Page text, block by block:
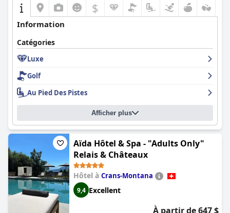
$
Information
Catégories
Luxe
Golf
Au Pied Des Pistes
Afficher plus
Aïda Hôtel & Spa - "Adults Only"
Relais & Châteaux
Hôtel à Crans-Montana
9,4 Excellent
À partir de 647 $